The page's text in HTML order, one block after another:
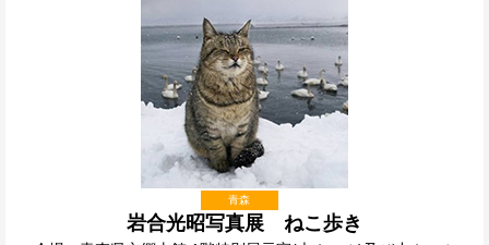
青森
岩合光昭写真展 ねこ歩き